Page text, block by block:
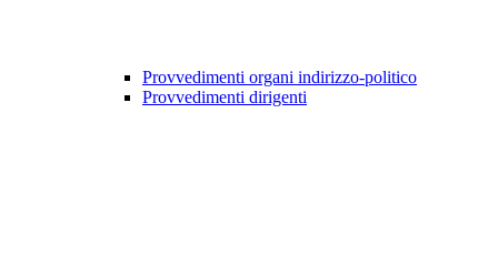
Provvedimenti organi indirizzo-politico
Provvedimenti dirigenti